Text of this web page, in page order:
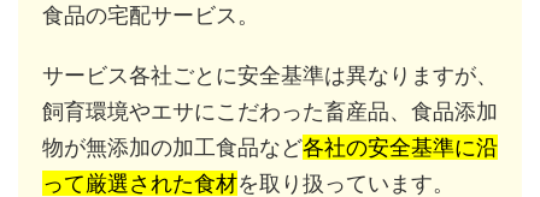
食品の宅配サービス。
サービス各社ごとに安全基準は異なりますが、
飼育環境やエサにこだわった畜産品、食品添加
物が無添加の加工食品など各社の安全基準に沿
って厳選された食材を取り扱っています。